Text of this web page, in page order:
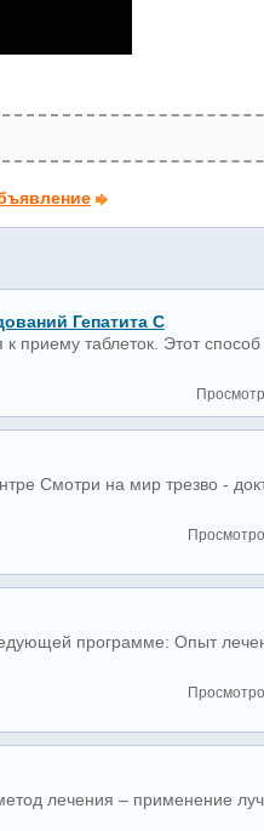
Гепатита С
приему таблеток. Этот
Смотри на мир трезво -
программе: Опыт
лечения – применение